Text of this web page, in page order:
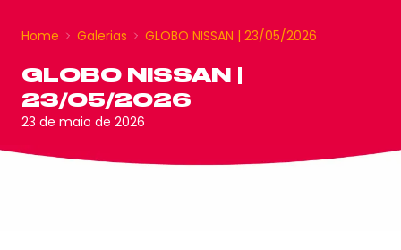
Home Galerias GLOBO NISSAN | 23/05/2026
GLOBO NISSAN |
23/05/2026
23 de maio de 2026